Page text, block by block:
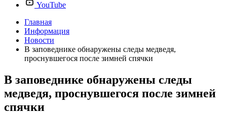
YouTube
Главная
Информация
Новости
В заповеднике обнаружены следы медведя,
проснувшегося после зимней спячки
В заповеднике обнаружены следы
медведя, проснувшегося после зимней
спячки